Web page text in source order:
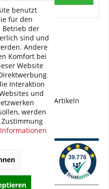
Artikel?
Bestellwert
als 80.000 Artikeln
benutzt
für den
Betrieb der
sind und
Andere
Komfort bei
Website
Interaktion
und
werden